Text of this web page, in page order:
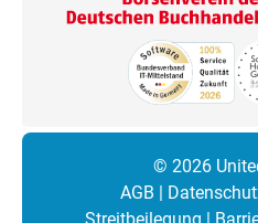
© 2026
AGB |
Streitbeilegung |